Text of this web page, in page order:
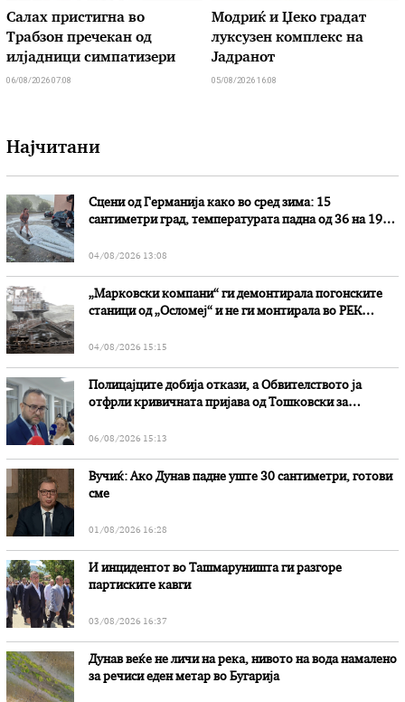
Салах пристигна во
Трабзон пречекан од
илјадници симпатизери
06/08/2026 07:08
Модриќ и Џеко градат
луксузен комплекс на
Јадранот
05/08/2026 16:08
Најчитани
Сцени од Германија како во сред зима: 15
сантиметри град, температурата падна од 36 на 19
04/08/2026 13:08
„Марковски компани“ ги демонтирала погонските
станици од „Осломеј“ и не ги монтирала во РЕК
04/08/2026 15:15
Полицајците добија откази, а Обвителството ја
отфрли кривичната пријава од Тошковски за
06/08/2026 15:13
Вучиќ: Ако Дунав падне уште 30 сантиметри, готови
сме
01/08/2026 16:28
И инцидентот во Ташмаруништa ги разгоре
партиските кавги
03/08/2026 16:37
Дунав веќе не личи на река, нивото на вода намалено
за речиси еден метар во Бугарија